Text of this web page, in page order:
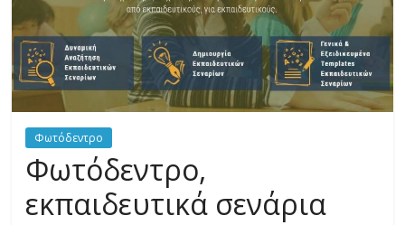
Φωτόδεντρο
Φωτόδεντρο,
εκπαιδευτικά σενάρια